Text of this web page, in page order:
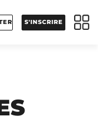
S'INSCRIRE